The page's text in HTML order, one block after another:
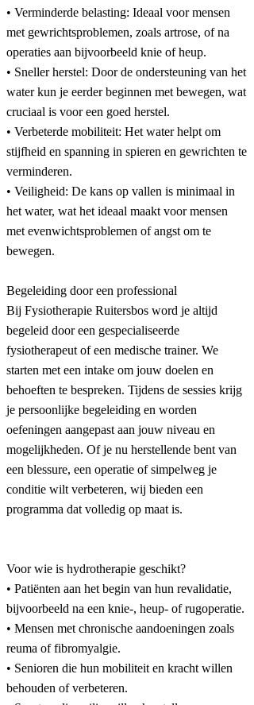
• Verminderde belasting: Ideaal voor mensen
met gewrichtsproblemen, zoals artrose, of na
operaties aan bijvoorbeeld knie of heup.
• Sneller herstel: Door de ondersteuning van het
water kun je eerder beginnen met bewegen, wat
cruciaal is voor een goed herstel.
• Verbeterde mobiliteit: Het water helpt om
stijfheid en spanning in spieren en gewrichten te
verminderen.
• Veiligheid: De kans op vallen is minimaal in
het water, wat het ideaal maakt voor mensen
met evenwichtsproblemen of angst om te
bewegen.
Begeleiding door een professional
Bij Fysiotherapie Ruitersbos word je altijd
begeleid door een gespecialiseerde
fysiotherapeut of een medische trainer. We
starten met een intake om jouw doelen en
behoeften te bespreken. Tijdens de sessies krijg
je persoonlijke begeleiding en worden
oefeningen aangepast aan jouw niveau en
mogelijkheden. Of je nu herstellende bent van
een blessure, een operatie of simpelweg je
conditie wilt verbeteren, wij bieden een
programma dat volledig op maat is.
Voor wie is hydrotherapie geschikt?
• Patiënten aan het begin van hun revalidatie,
bijvoorbeeld na een knie-, heup- of rugoperatie.
• Mensen met chronische aandoeningen zoals
reuma of fibromyalgie.
• Senioren die hun mobiliteit en kracht willen
behouden of verbeteren.